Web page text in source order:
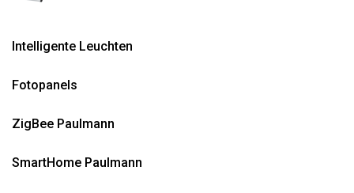
Intelligente Leuchten
Fotopanels
ZigBee Paulmann
SmartHome Paulmann